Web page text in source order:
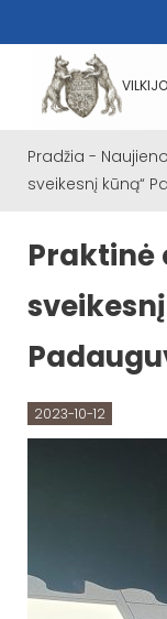
Pradžia -
sveikesnį kūną“
Praktinė
2023-10-12